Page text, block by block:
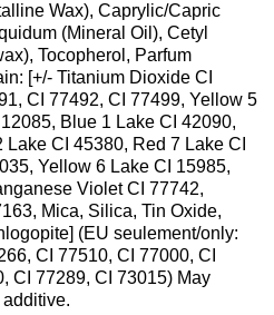
Wax), Caprylic/Capric
(Mineral Oil), Cetyl
Tocopherol, Parfum
[+/- Titanium Dioxide CI
CI 77492, CI 77499, Yellow 5
Blue 1 Lake CI 42090,
CI 45380, Red 7 Lake CI
Yellow 6 Lake CI 15985,
Violet CI 77742,
Mica, Silica, Tin Oxide,
(EU seulement/only:
CI 77510, CI 77000, CI
CI 77289, CI 73015) May